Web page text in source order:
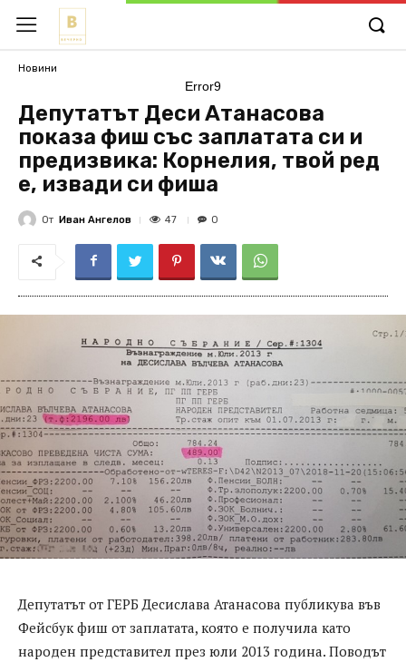
Новини
Error9
Депутатът Деси Атанасова
показа фиш със заплатата си и
предизвика: Корнелия, твой ред
е, извади си фиша
От Иван Ангелов 47 0
Депутатът от ГЕРБ Десислава Атанасова публикува във
Фейсбук фиш от заплатата, която е получила като
народен представител през юли 2013 година. Поводът